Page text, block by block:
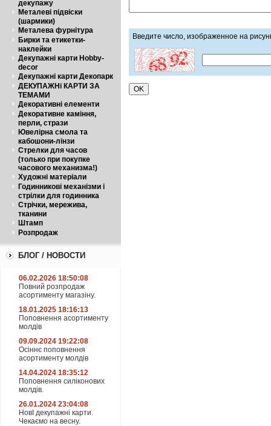
декупажу
Металеві підвіски
(шармики)
Металева фурнітура
Бирки та етикетки-
наклейки
Декупажні карти Hobby-
decor
Декупажні карти Декопарк
ДЕКУПАЖНі КАРТИ ЗА
ТЕМАМИ
Декоративні елементи
Декоративне каміння,
перли, стрази
Ювелірна смола та
кабошони-лінзи
Стрелки для часов
(только при покупке
часового механизма!)
Художні матеріали
Годинникові механізми і
стрілки для годинника
Стрічки, мережива,
тканини
Штамп
Розпродаж
БЛОГ / НОВОСТИ
06.02.2026 18:50:08
Повний розпродаж
асортименту магазіну.
18.01.2025 18:16:13
Поповнення асортименту
молдів
09.09.2024 19:22:08
Осіннє поповнення
асортименту молдів
14.04.2024 18:35:12
Поповнення силіконових
молдів.
26.01.2024 23:04:08
НовІ декупажні карти.
Чекаємо на весну.
Введите число, изображенное на